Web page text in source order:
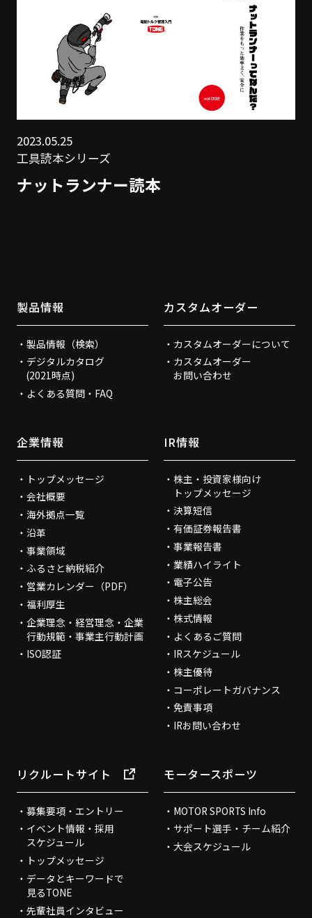
2023.05.25
工具読本シリーズ
ナットランナー読本
製品情報
製品情報（検索）
デジタルカタログ
(2021時点)
よくある質問・FAQ
カスタムオーダー
カスタムオーダーについて
カスタムオーダー
お問い合わせ
企業情報
トップメッセージ
会社概要
海外拠点一覧
沿革
事業領域
ふるさと納税紹介
営業カレンダー（PDF）
福利厚生
企業理念・経営理念・企業
行動規範・事業主行動計画
ISO認証
IR情報
株主・投資家様向け
トップメッセージ
決算短信
有価証券報告書
事業報告書
業績ハイライト
電子公告
株主総会
株式情報
よくあるご質問
IRスケジュール
株主優待
コーポレートガバナンス
免責事項
IRお問い合わせ
リクルートサイト
募集要項・エントリー
イベント情報・採用
スケジュール
トップメッセージ
データとキーワードで
見るTONE
先輩社員インタビュー
モータースポーツ
MOTOR SPORTS Info
サポート選手・チーム紹介
大会スケジュール